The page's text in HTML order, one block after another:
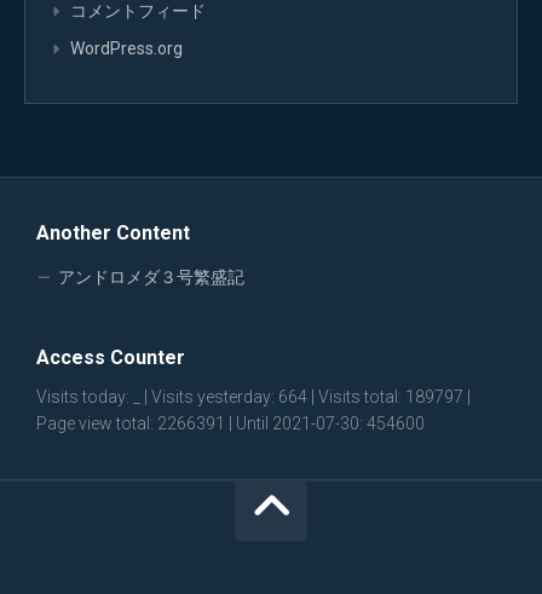
コメントフィード
WordPress.org
Another Content
アンドロメダ３号繁盛記
Access Counter
Visits today: | Visits yesterday: 664 | Visits total: 189797
Page view total: 2266391 | Until 2021-07-30: 454600